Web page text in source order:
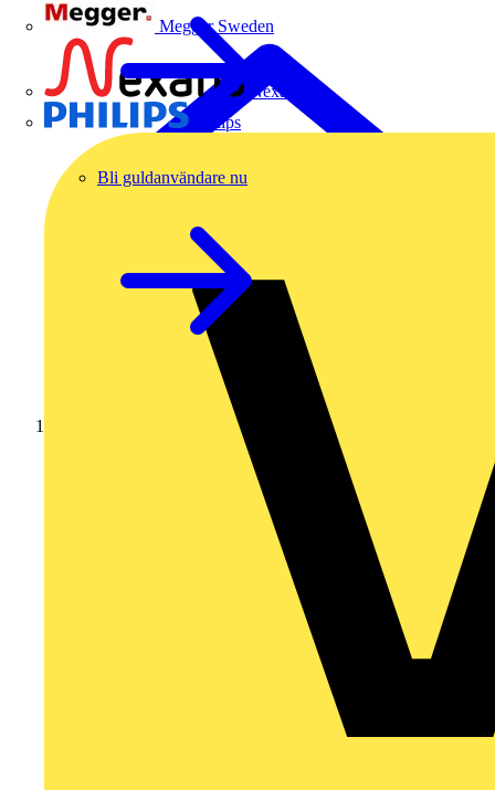
Megger Sweden
Nexans
Philips
Bli guldanvändare nu